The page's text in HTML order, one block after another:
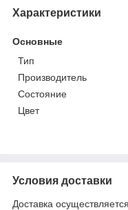
Характеристики
Основные
Тип
Производитель
Состояние
Цвет
Условия доставки
Доставка